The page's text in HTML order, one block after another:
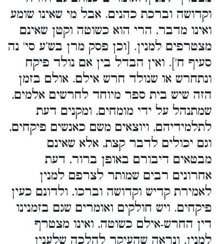
וקדושה וברכת כהנים. אבל מי שאינו שומע
ואינו מדבר, הרי הוא כשוטה וקטן שאינם
מצטרפים למנין. [וכן פסק מרן בש’ע סי' נה
סעיף ח']. ואין הבדל בין אם נולד פיקח
ונתחרש או שנולד חרש אילם. אולם בזמן
הזה שיש בית ספר מיוחד לחרשים אלמים,
שמתנהל על ידי מומחים, ומקנים דעת
לתלמידיהם, ויוצאים משם כאנשים פיקחים,
וגם יכולים לדבר קצת, אלא שאינם
מבטאים דיבורם באופן ברור, דעת
אחרונים רבים שמותר לצרפם למנין
לאמירת קדיש וקדושה וברכו, ולדונם כעין
פיקחים. ויש חולקים ואומרים שגם בזמנינו
דין החרש-אילם כשוטה, ואינו מצטרף
למנין. ונראה שהעיקר להלכה שלענין